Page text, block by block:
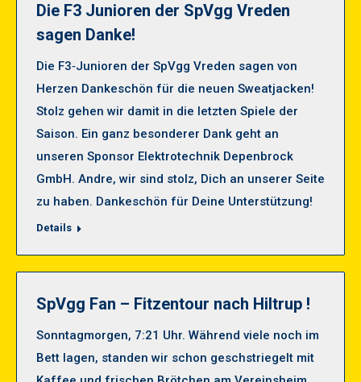
Die F3 Junioren der SpVgg Vreden
sagen Danke!
Die F3‑Junioren der SpVgg Vreden sagen von
Herzen Dankeschön für die neuen Sweatjacken!
Stolz gehen wir damit in die letzten Spiele der
Saison. Ein ganz besonderer Dank geht an
unseren Sponsor Elektrotechnik Depenbrock
GmbH. Andre, wir sind stolz, Dich an unserer Seite
zu haben. Dankeschön für Deine Unterstützung!
Details
SpVgg Fan – Fitzentour nach Hiltrup !
Sonntagmorgen, 7:21 Uhr. Während viele noch im
Bett lagen, standen wir schon geschstriegelt mit